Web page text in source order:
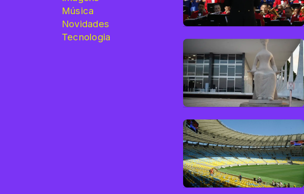
Música
Novidades
Tecnologia